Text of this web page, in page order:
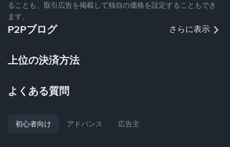
ることも、取引広告を掲載して独自の価格を設定することもでき
ます。
P2Pブログ さらに表示
上位の決済方法
よくある質問
初心者向け アドバンス 広告主